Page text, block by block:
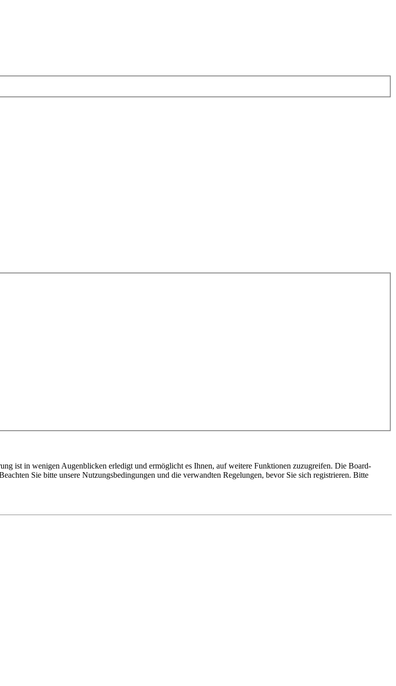
ist in wenigen Augenblicken erledigt und ermöglicht es Ihnen, auf weitere Funktionen zuzugreifen. Die Board-
Sie bitte unsere Nutzungsbedingungen und die verwandten Regelungen, bevor Sie sich registrieren. Bitte